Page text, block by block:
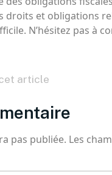
droits et obligations
N’hésitez pas à
article
pas publiée. Les